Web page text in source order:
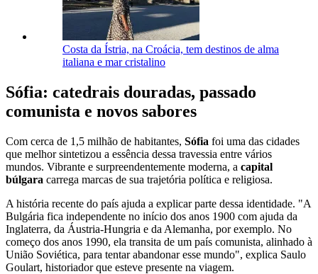
Costa da Ístria, na Croácia, tem destinos de alma
italiana e mar cristalino
Sófia: catedrais douradas, passado
comunista e novos sabores
Com cerca de 1,5 milhão de habitantes, Sófia foi uma das cidades
que melhor sintetizou a essência dessa travessia entre vários
mundos. Vibrante e surpreendentemente moderna, a capital
búlgara carrega marcas de sua trajetória política e religiosa.
A história recente do país ajuda a explicar parte dessa identidade. "A
Bulgária fica independente no início dos anos 1900 com ajuda da
Inglaterra, da Áustria-Hungria e da Alemanha, por exemplo. No
começo dos anos 1990, ela transita de um país comunista, alinhado à
União Soviética, para tentar abandonar esse mundo", explica Saulo
Goulart, historiador que esteve presente na viagem.